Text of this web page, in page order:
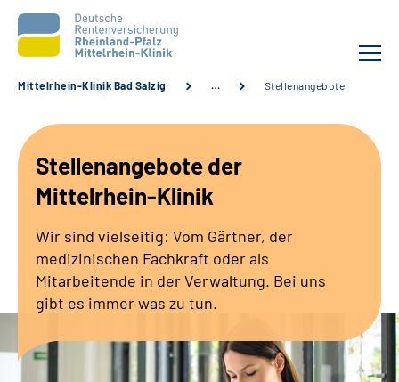
Unsere Angebote
Karriere
Zuweisende &
Mittelrhein-Klinik Bad Salzig … Stellenangebote
Stellenangebote der
Mittelrhein-Klinik
Wir sind vielseitig: Vom Gärtner, der
medizinischen Fachkraft oder als
Mitarbeitende in der Verwaltung. Bei uns
gibt es immer was zu tun.